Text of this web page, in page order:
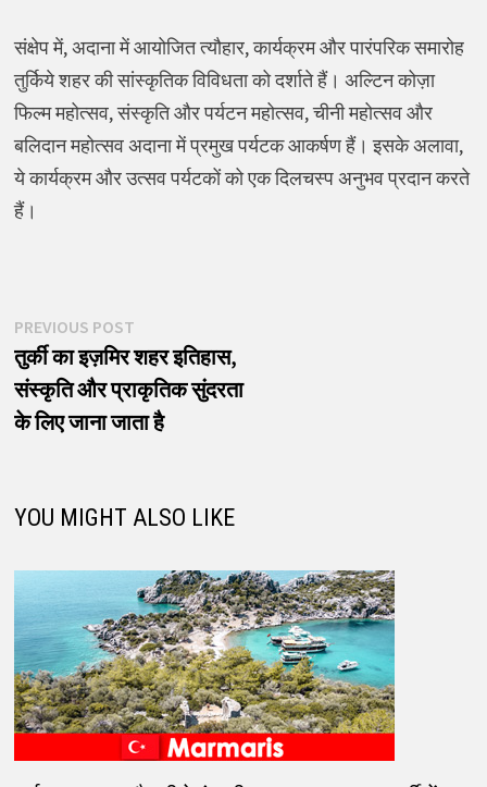
संक्षेप में, अदाना में आयोजित त्यौहार, कार्यक्रम और पारंपरिक समारोह
तुर्किये शहर की सांस्कृतिक विविधता को दर्शाते हैं। अल्टिन कोज़ा
फिल्म महोत्सव, संस्कृति और पर्यटन महोत्सव, चीनी महोत्सव और
बलिदान महोत्सव अदाना में प्रमुख पर्यटक आकर्षण हैं। इसके अलावा,
ये कार्यक्रम और उत्सव पर्यटकों को एक दिलचस्प अनुभव प्रदान करते
हैं।
पोस्ट
नेविगेशन
PREVIOUS POSTPrevious
post:
तुर्की का इज़मिर शहर इतिहास,
संस्कृति और प्राकृतिक सुंदरता
के लिए जाना जाता है
YOU MIGHT ALSO LIKE